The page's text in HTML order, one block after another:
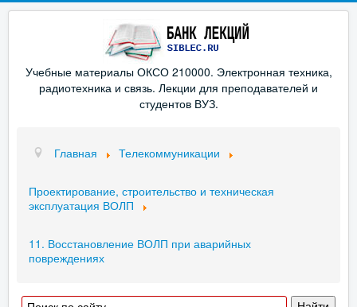
Учебные материалы ОКСО 210000. Электронная техника,
радиотехника и связь. Лекции для преподавателей и
студентов ВУЗ.
Главная Телекоммуникации
Проектирование, строительство и техническая
эксплуатация ВОЛП
11. Восстановление ВОЛП при аварийных
повреждениях